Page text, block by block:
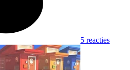
5 reacties